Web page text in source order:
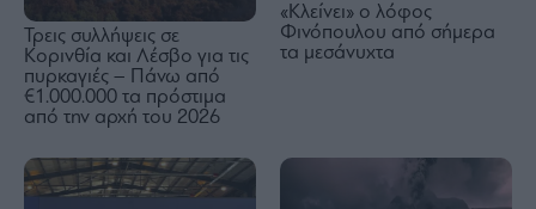
Τρεις συλλήψεις σε
Κορινθία και Λέσβο για τις
πυρκαγιές – Πάνω από
€1.000.000 τα πρόστιμα
από την αρχή του 2026
«Κλείνει» ο λόφος
Φινόπουλου από σήμερα
τα μεσάνυχτα